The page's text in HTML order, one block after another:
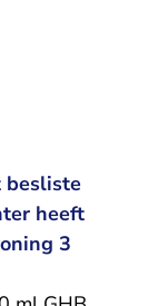
besliste
heeft
3